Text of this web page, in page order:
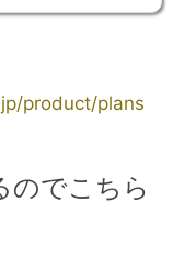
product/plans
のでこちら